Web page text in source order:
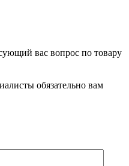
вас вопрос по товару
обязательно вам